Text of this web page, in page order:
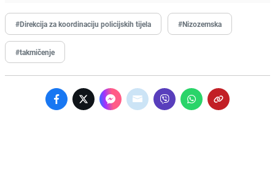
#Direkcija za koordinaciju policijskih tijela #Nizozemska
#takmičenje